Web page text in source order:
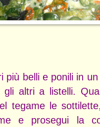
più belli e ponili in
altri a listelli.
tegame le
e prosegui la